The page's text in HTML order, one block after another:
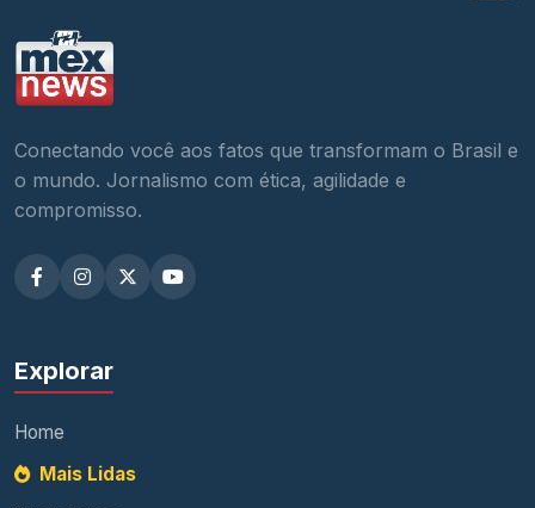
Conectando você aos fatos que transformam o Brasil e
o mundo. Jornalismo com ética, agilidade e
compromisso.
Explorar
Home
Mais Lidas